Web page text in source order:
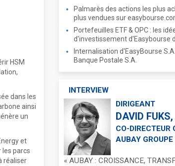
HSM
dans les
ainsi
un
et
parcs
réaliser
Palmarès des actions les plus
plus vendues sur
Portefeuilles ETF & OPC : les
d'investissement d'Easybourse
Internalisation d'EasyBourse
Banque Postale S.A.
INTERVIEW
DIRIGEANT
DAVID FUKS,
CO-DIRECTEUR
AUBAY GROUPE
« AUBAY : CROISSANCE,